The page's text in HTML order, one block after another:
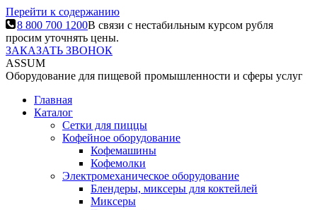
Перейти к содержанию
8 800 700 1200В связи с нестабильным курсом рубля
просим уточнять цены.
ЗАКАЗАТЬ ЗВОНОК
ASSUM
Оборудование для пищевой промышленности и сферы услуг
Главная
Каталог
Сетки для пиццы
Кофейное оборудование
Кофемашины
Кофемолки
Электромеханическое оборудование
Блендеры, миксеры для коктейлей
Миксеры